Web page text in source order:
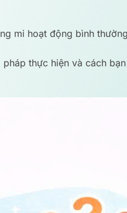
mi hoạt động bình
thực hiện và cách